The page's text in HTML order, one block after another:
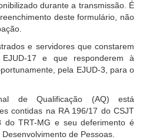
durante a transmissão. É
deste formulário, não
e servidores que constarem
17 e que responderem à
pela EJUD-3, para o
de Qualificação (AQ) está
contidas na RA 196/17 do CSJT
TRT-MG e seu deferimento é
de Pessoas.